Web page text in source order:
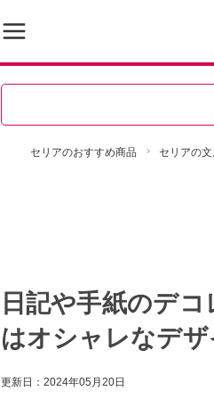
セリアのおすすめ商品 セリアの
日記や手紙のデ
はオシャレなデザ
更新日： 2024年05月20日